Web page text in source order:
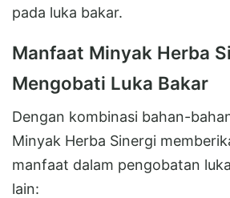
pada luka bakar.
Manfaat Minyak Herba
Mengobati Luka Bakar
Dengan kombinasi bahan-
Minyak Herba Sinergi
manfaat dalam pengobatan
lain: